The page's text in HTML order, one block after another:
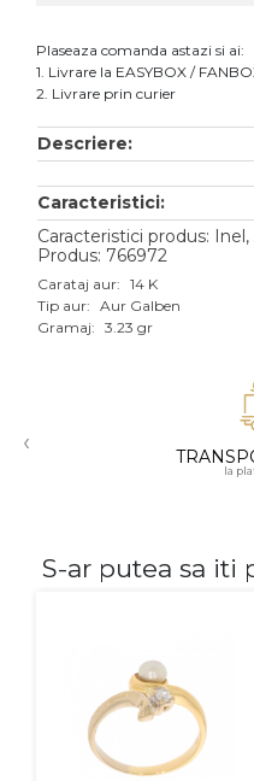
Accesorii
Aur alb
Aur roz
Aur mixt
18K
Plaseaza comanda astazi si ai:
1. Livrare la EASYBOX /
2. Livrare prin curier
Descriere:
Caracteristici:
Caracteristici produs: Inel,
Produs: 766972
Carataj aur: 14 K
Tip aur: Aur Galben
Gramaj: 3.23 gr
‹
la
S-ar putea sa iti